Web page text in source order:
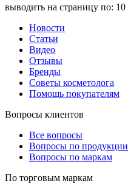
выводить на страницу по: 10
Новости
Статьи
Видео
Отзывы
Бренды
Советы косметолога
Помощь покупателям
Вопросы клиентов
Все вопросы
Вопросы по продукции
Вопросы по маркам
По торговым маркам